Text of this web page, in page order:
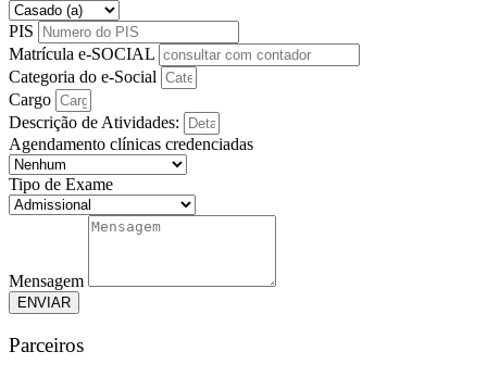
PIS
Matrícula e-SOCIAL
Categoria do e-Social
Cargo
Descrição de Atividades:
Agendamento clínicas credenciadas
Tipo de Exame
Mensagem
ENVIAR
Parceiros